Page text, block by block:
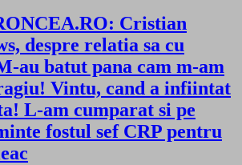
Cristian
despre relatia sa cu
au batut pana cam m-am
Vintu, cand a infiintat
L-am cumparat si pe
fostul sef CRP pentru